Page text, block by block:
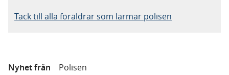
Tack till alla föräldrar som larmar polisen
Nyhet från
Polisen